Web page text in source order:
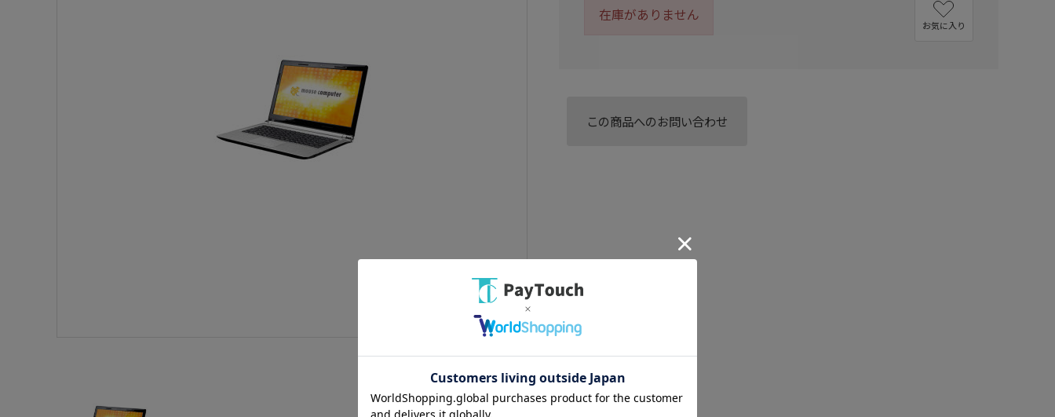
在庫がありません
お気に入り
この商品へのお問い合わせ